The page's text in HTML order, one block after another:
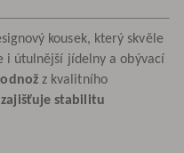
kousek, který skvěle
útulnější jídelny a obývací
z kvalitního
zajišťuje stabilitu